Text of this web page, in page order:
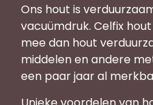
Ons hout is
vacuümdruk. Celfix
mee dan hout
middelen en andere
een paar jaar al